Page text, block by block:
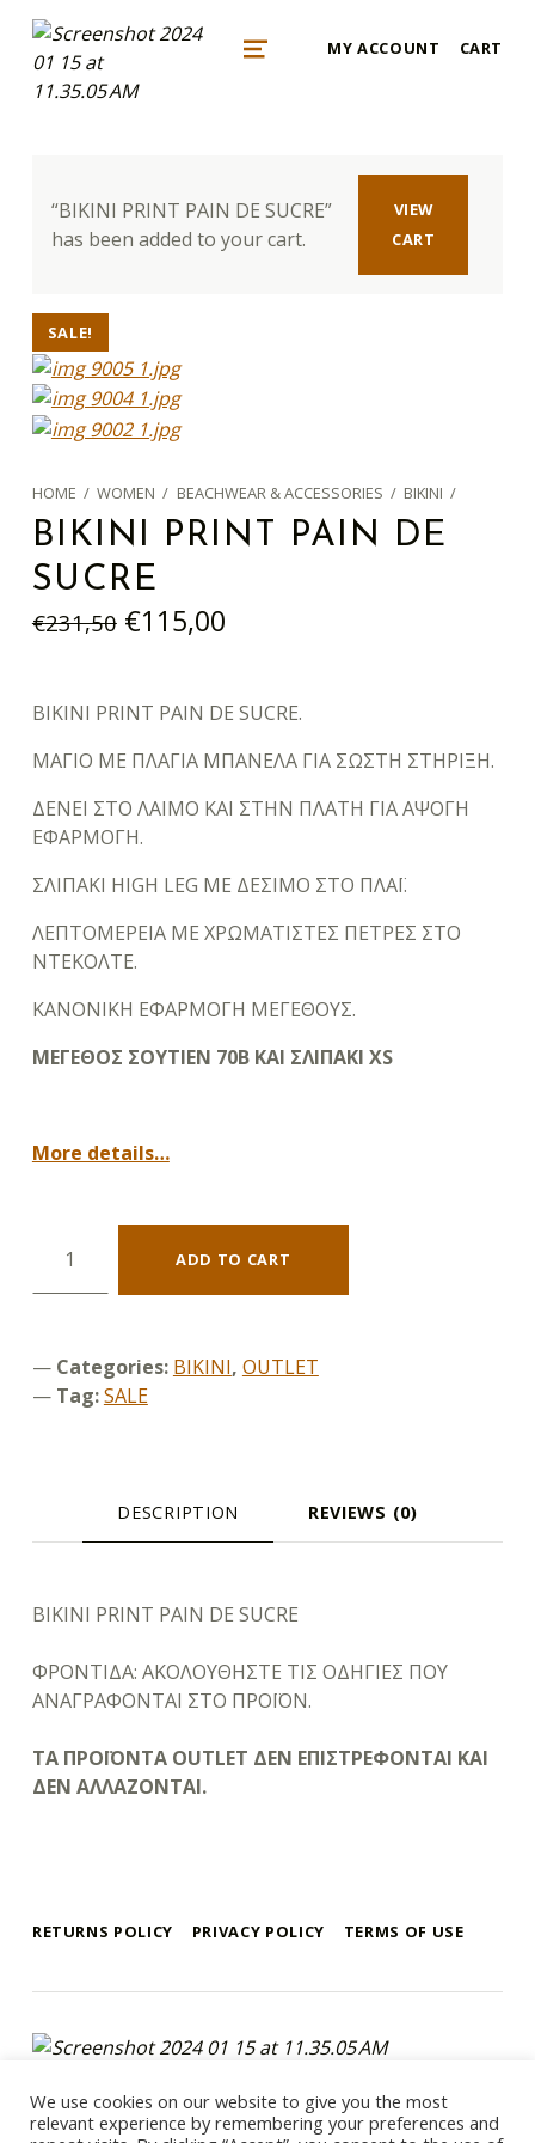
mykonos e-shopMENU
MY ACCOUNT CART
“BIKINI PRINT PAIN DE SUCRE”
has been added to your cart.
VIEW
CART
SALE!
HOME / WOMEN / BEACHWEAR & ACCESSORIES / BIKINI /
BIKINI PRINT PAIN DE
SUCRE
€231,50
Original price was: €231,50.
€115,00
BIKINI PRINT PAIN DE SUCRE.
ΜΑΓΙΟ ΜΕ ΠΛΑΓΙΑ ΜΠΑΝΕΛΑ ΓΙΑ ΣΩΣΤΗ ΣΤΗΡΙΞΗ.
ΔΕΝΕΙ ΣΤΟ ΛΑΙΜΟ ΚΑΙ ΣΤΗΝ ΠΛΑΤΗ ΓΙΑ ΑΨΟΓΗ
ΕΦΑΡΜΟΓΗ.
ΣΛΙΠΑΚΙ HIGH LEG ΜΕ ΔΕΣΙΜΟ ΣΤΟ ΠΛΑΪ.
ΛΕΠΤΟΜΕΡΕΙΑ ΜΕ ΧΡΩΜΑΤΙΣΤΕΣ ΠΕΤΡΕΣ ΣΤΟ
ΝΤΕΚΟΛΤΕ.
ΚΑΝΟΝΙΚΗ ΕΦΑΡΜΟΓΗ ΜΕΓΕΘΟΥΣ.
ΜΕΓΕΘΟΣ ΣΟΥΤΙΕΝ 70Β ΚΑΙ ΣΛΙΠΑΚΙ XS
More details…
ADD TO CART
Categories: BIKINI, OUTLET
Tag:SALE
DESCRIPTION REVIEWS (0)
BIKINI PRINT PAIN DE SUCRE
ΦΡΟΝΤΙΔΑ: ΑΚΟΛΟΥΘΗΣΤΕ ΤΙΣ ΟΔΗΓΙΕΣ ΠΟΥ
ΑΝΑΓΡΑΦΟΝΤΑΙ ΣΤΟ ΠΡΟΪΟΝ.
ΤΑ ΠΡΟΪΟΝΤΑ OUTLET ΔΕΝ ΕΠΙΣΤΡΕΦΟΝΤΑΙ ΚΑΙ
ΔΕΝ ΑΛΛΑΖΟΝΤΑΙ.
RETURNS POLICY PRIVACY POLICY TERMS OF USE
mykonos e-shop
BY REGALO
Copyright 2021 © Mykonos-eshop.com By Regalo - Website By
Webee.gr
We use cookies on our website to give you the most
relevant experience by remembering your preferences and